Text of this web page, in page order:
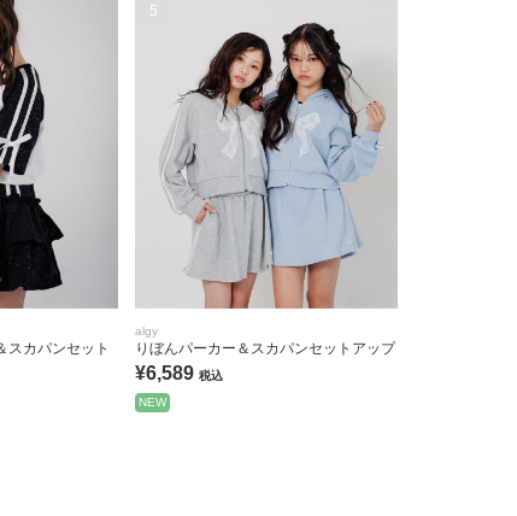
スカパンセット
5
algy
りぼんパーカー＆スカパンセットアップ
¥6,589 税込
NEW